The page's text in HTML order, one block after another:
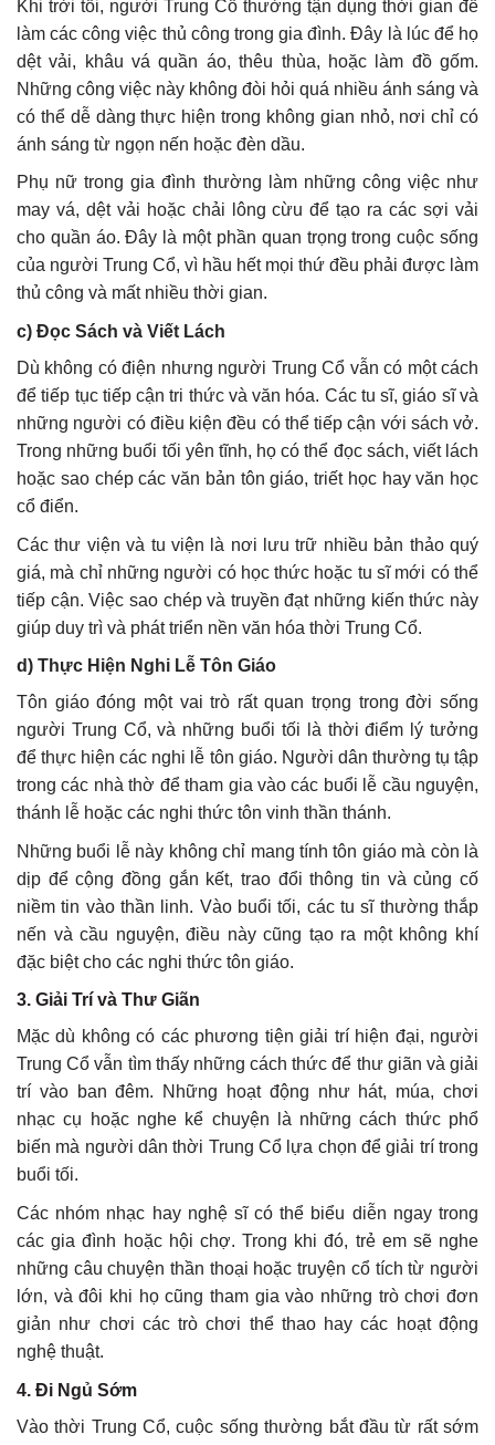
Khi trời tối, người Trung Cổ thường tận dụng thời gian để
làm các công việc thủ công trong gia đình. Đây là lúc để họ
dệt vải, khâu vá quần áo, thêu thùa, hoặc làm đồ gốm.
Những công việc này không đòi hỏi quá nhiều ánh sáng và
có thể dễ dàng thực hiện trong không gian nhỏ, nơi chỉ có
ánh sáng từ ngọn nến hoặc đèn dầu.
Phụ nữ trong gia đình thường làm những công việc như
may vá, dệt vải hoặc chải lông cừu để tạo ra các sợi vải
cho quần áo. Đây là một phần quan trọng trong cuộc sống
của người Trung Cổ, vì hầu hết mọi thứ đều phải được làm
thủ công và mất nhiều thời gian.
c) Đọc Sách và Viết Lách
Dù không có điện nhưng người Trung Cổ vẫn có một cách
để tiếp tục tiếp cận tri thức và văn hóa. Các tu sĩ, giáo sĩ và
những người có điều kiện đều có thể tiếp cận với sách vở.
Trong những buổi tối yên tĩnh, họ có thể đọc sách, viết lách
hoặc sao chép các văn bản tôn giáo, triết học hay văn học
cổ điển.
Các thư viện và tu viện là nơi lưu trữ nhiều bản thảo quý
giá, mà chỉ những người có học thức hoặc tu sĩ mới có thể
tiếp cận. Việc sao chép và truyền đạt những kiến thức này
giúp duy trì và phát triển nền văn hóa thời Trung Cổ.
d) Thực Hiện Nghi Lễ Tôn Giáo
Tôn giáo đóng một vai trò rất quan trọng trong đời sống
người Trung Cổ, và những buổi tối là thời điểm lý tưởng
để thực hiện các nghi lễ tôn giáo. Người dân thường tụ tập
trong các nhà thờ để tham gia vào các buổi lễ cầu nguyện,
thánh lễ hoặc các nghi thức tôn vinh thần thánh.
Những buổi lễ này không chỉ mang tính tôn giáo mà còn là
dịp để cộng đồng gắn kết, trao đổi thông tin và củng cố
niềm tin vào thần linh. Vào buổi tối, các tu sĩ thường thắp
nến và cầu nguyện, điều này cũng tạo ra một không khí
đặc biệt cho các nghi thức tôn giáo.
3. Giải Trí và Thư Giãn
Mặc dù không có các phương tiện giải trí hiện đại, người
Trung Cổ vẫn tìm thấy những cách thức để thư giãn và giải
trí vào ban đêm. Những hoạt động như hát, múa, chơi
nhạc cụ hoặc nghe kể chuyện là những cách thức phổ
biến mà người dân thời Trung Cổ lựa chọn để giải trí trong
buổi tối.
Các nhóm nhạc hay nghệ sĩ có thể biểu diễn ngay trong
các gia đình hoặc hội chợ. Trong khi đó, trẻ em sẽ nghe
những câu chuyện thần thoại hoặc truyện cổ tích từ người
lớn, và đôi khi họ cũng tham gia vào những trò chơi đơn
giản như chơi các trò chơi thể thao hay các hoạt động
nghệ thuật.
4. Đi Ngủ Sớm
Vào thời Trung Cổ, cuộc sống thường bắt đầu từ rất sớm